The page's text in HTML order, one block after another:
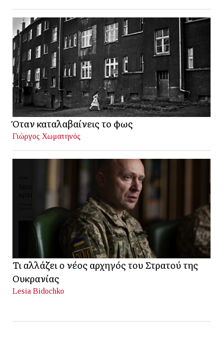
Όταν καταλαβαίνεις το φως
Γιώργος Χωματηνός
Τι αλλάζει ο νέος αρχηγός του Στρατού της
Ουκρανίας
Lesia Bidochko